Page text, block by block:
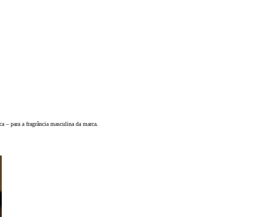
para a fragrância masculina da marca.